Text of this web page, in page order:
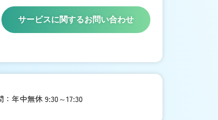
サービスに関するお問い合わせ
：年中無休 9:30～17:30